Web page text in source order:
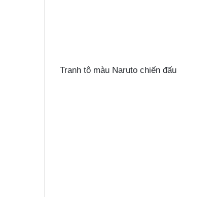
Tranh tô màu Naruto chiến đấu